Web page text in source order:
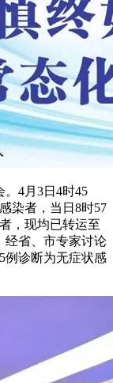
4月3日4时45
染者，当日8时57
，现均已转运至
经省、市专家讨论
例诊断为无症状感